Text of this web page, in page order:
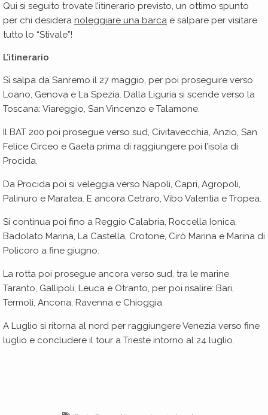
Qui si seguito trovate l’itinerario previsto, un ottimo spunto
per chi desidera noleggiare una barca e salpare per visitare
tutto lo “Stivale”!
L’itinerario
Si salpa da Sanremo il 27 maggio, per poi proseguire verso
Loano, Genova e La Spezia. Dalla Liguria si scende verso la
Toscana: Viareggio, San Vincenzo e Talamone.
Il BAT 200 poi prosegue verso sud, Civitavecchia, Anzio, San
Felice Circeo e Gaeta prima di raggiungere poi l’isola di
Procida.
Da Procida poi si veleggia verso Napoli, Capri, Agropoli,
Palinuro e Maratea. E ancora Cetraro, Vibo Valentia e Tropea.
Si continua poi fino a Reggio Calabria, Roccella Ionica,
Badolato Marina, La Castella, Crotone, Cirò Marina e Marina di
Policoro a fine giugno.
La rotta poi prosegue ancora verso sud, tra le marine
Taranto, Gallipoli, Leuca e Otranto, per poi risalire: Bari,
Termoli, Ancona, Ravenna e Chioggia.
A Luglio si ritorna al nord per raggiungere Venezia verso fine
luglio e concludere il tour a Trieste intorno al 24 luglio.